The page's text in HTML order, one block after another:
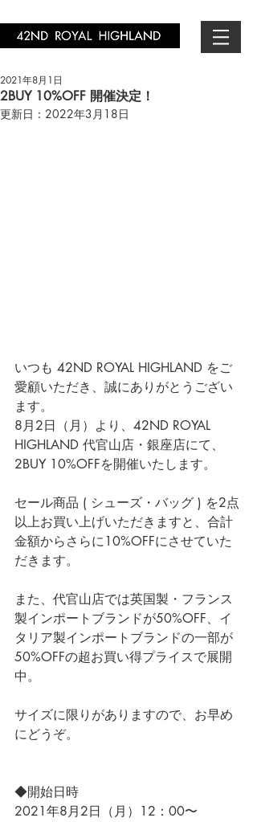
2BUY 10%OFF 開催決定！
2021年8月1日
更新日： 2022年3月18日
いつも 42ND ROYAL HIGHLAND をご
愛顧いただき、誠にありがとうござい
ます。
8月2日（月） より、42ND ROYAL
HIGHLAND 代官山店・銀座店にて、
2BUY 10%OFFを開催いたします。
セール商品 ( シューズ・バッグ ) を2点
以上お買い上げいただきますと、合計
金額からさらに10%OFFにさせていた
だきます。
また、代官山店では英国製・フランス
製インポートブランドが50%OFF、イ
タリア製インポートブランドの一部が
50%OFFの超お買い得プライスで展開
中。
サイズに限りがありますので、お早め
にどうぞ。
◆開始日時
2021年8月2日（月）12：00〜